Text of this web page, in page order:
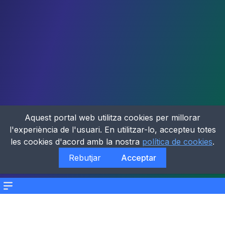
Menu
Aquest portal web utilitza cookies per millorar
l'experiència de l'usuari. En utilitzar-lo, accepteu totes
les cookies d'acord amb la nostra política de cookies.
Rebutjar
Acceptar